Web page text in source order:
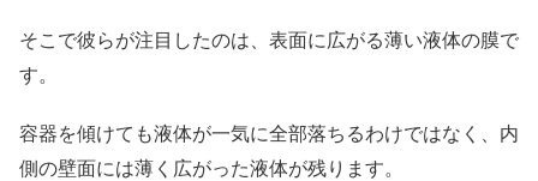
そこで彼らが注目したのは、表面に広がる薄い液体の膜で
す。
容器を傾けても液体が一気に全部落ちるわけではなく、内
側の壁面には薄く広がった液体が残ります。